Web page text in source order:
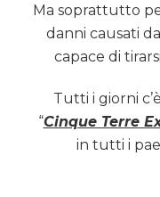
Ma soprattutto
danni causati
capace di
Tutti i giorni
“Cinque Terre
in tutti i